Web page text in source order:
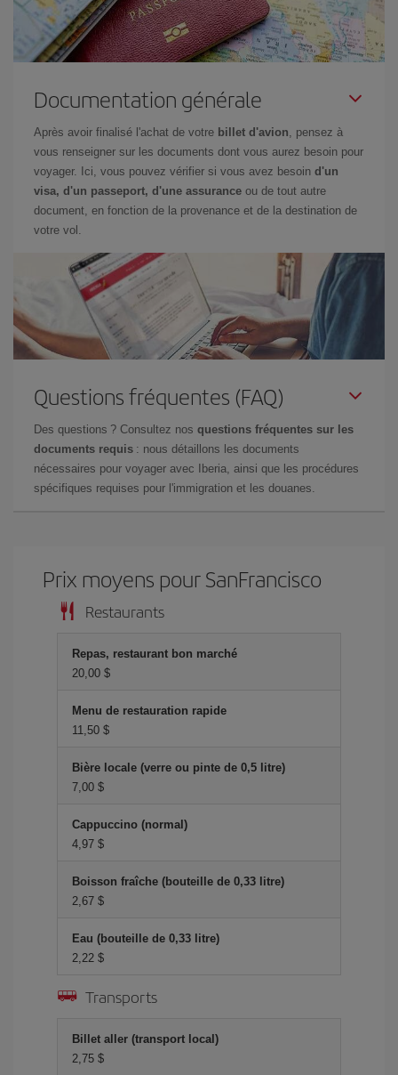
Documentation générale
Après avoir finalisé l'achat de votre billet d'avion , pensez à
vous renseigner sur les documents dont vous aurez besoin pour
voyager. Ici, vous pouvez vérifier si vous avez besoin d'un
visa, d'un passeport, d'une assurance ou de tout autre
document, en fonction de la provenance et de la destination de
votre vol.
Questions fréquentes (FAQ)
Des questions ? Consultez nos questions fréquentes sur les
documents requis : nous détaillons les documents
nécessaires pour voyager avec Iberia, ainsi que les procédures
spécifiques requises pour l'immigration et les douanes.
Prix ​​moyens pour SanFrancisco
Restaurants
Repas, restaurant bon marché
20,00 $
Menu de restauration rapide
11,50 $
Bière locale (verre ou pinte de 0,5 litre)
7,00 $
Cappuccino (normal)
4,97 $
Boisson fraîche (bouteille de 0,33 litre)
2,67 $
Eau (bouteille de 0,33 litre)
2,22 $
Transports
Billet aller (transport local)
2,75 $